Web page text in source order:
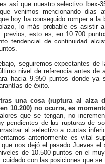
así que nuestro selectivo Ibex-
venimos mencionando dias
hoy ha conseguido romper a la
lo más probable es asistir
previos, esto es, en 10.700
tendencial de continuidad
seguiremos expectantes de
nivel de referencia antes de
hacia 9.950 puntos donde ya
de éxito.
una cosa (ruptura al alza
10.200) no ocurra, es
que se tengan, no
pendientes de las rupturas de
al selectivo a cuotas
anteriormente es vital
que nos dejó el pasado Jueves
de 10.500 puntos en el
cuidado con las posiciones que se